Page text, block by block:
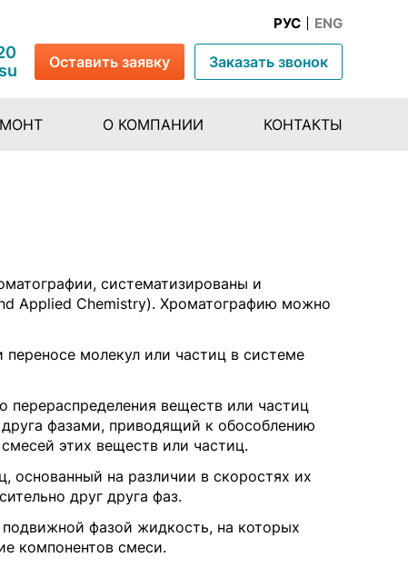
РУС ENG
Оставить заявку Заказать звонок
О КОМПАНИИ КОНТАКТЫ
систематизированы и
Applied Chemistry). Хроматографию можно
молекул или частиц в системе
перераспределения веществ или частиц
фазами, приводящий к обособлению
этих веществ или частиц.
основанный на различии в скоростях их
друг друга фаз.
фазой жидкость, на которых
компонентов смеси.